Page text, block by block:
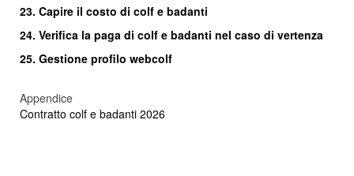
23. Capire il costo di colf e badanti
24. Verifica la paga di colf e badanti nel caso di vertenza
25. Gestione profilo webcolf
Appendice
Contratto colf e badanti 2026